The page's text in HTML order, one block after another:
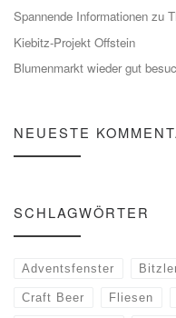
Spannende Informationen zu
Kiebitz-Projekt Offstein
Blumenmarkt wieder gut
NEUESTE
SCHLAGWÖRTER
Adventsfenster
Craft Beer Fliesen